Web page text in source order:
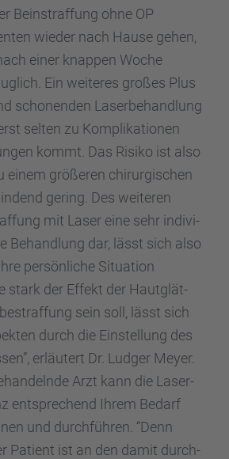
Beinstraf­fung ohne OP
wieder nach Hause gehen,
einer knappen Woche
Ein weite­res großes Plus
schonen­den Laser­be­hand­lung
selten zu Kompli­ka­tio­nen
kommt. Das Risiko ist also
einem größe­ren chirur­gi­schen
gering. Des weite­ren
mit Laser eine sehr indivi­
Behand­lung dar, lässt sich also
persön­li­che Situa­tion
stark der Effekt der Hautglät­
sein soll, lässt sich
durch die Einstel­lung des
erläu­tert Dr. Ludger Meyer.
Arzt kann die Laser­
entspre­chend Ihrem Bedarf
und durch­füh­ren. “Denn
Patient ist an den damit durch­